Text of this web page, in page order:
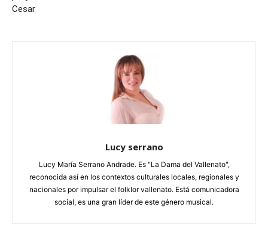
Cesar
Lucy serrano
Lucy María Serrano Andrade. Es "La Dama del Vallenato",
reconocida así en los contextos culturales locales, regionales y
nacionales por impulsar el folklor vallenato. Está comunicadora
social, es una gran líder de este género musical.